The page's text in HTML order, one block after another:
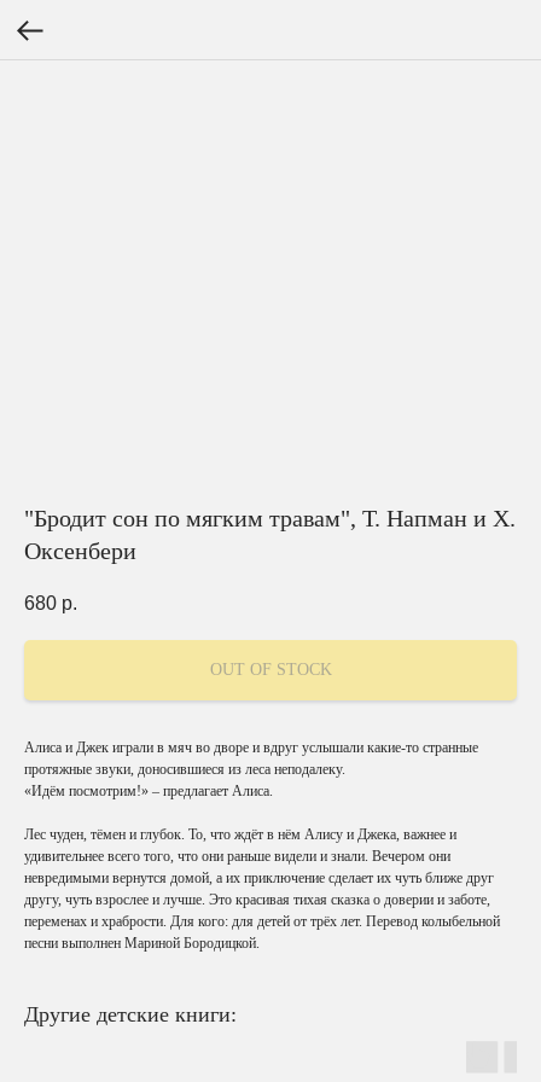
"Бродит сон по мягким травам", Т. Напман и Х.
Оксенбери
680 р.
OUT OF STOCK
Алиса и Джек играли в мяч во дворе и вдруг услышали какие-то странные
протяжные звуки, доносившиеся из леса неподалеку.
«Идём посмотрим!» – предлагает Алиса.
Лес чуден, тёмен и глубок. То, что ждёт в нём Алису и Джека, важнее и
удивительнее всего того, что они раньше видели и знали. Вечером они
невредимыми вернутся домой, а их приключение сделает их чуть ближе друг
другу, чуть взрослее и лучше. Это красивая тихая сказка о доверии и заботе,
переменах и храбрости. Для кого: для детей от трёх лет. Перевод колыбельной
песни выполнен Мариной Бородицкой.
Другие детские книги: